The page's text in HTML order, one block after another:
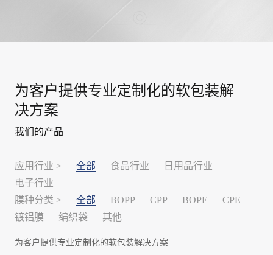
为客户提供专业定制化的软包装解
决方案
我们的产品
应用行业 > 全部 食品行业
日用品行业
电子行业
膜种分类 >
全部 BOPP CPP BOPE
CPE
镀铝膜
编织袋 其他
为客户提供专业定制化的软包装解决方案